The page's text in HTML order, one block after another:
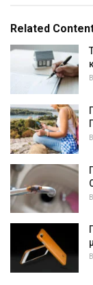
e
o
:
Related